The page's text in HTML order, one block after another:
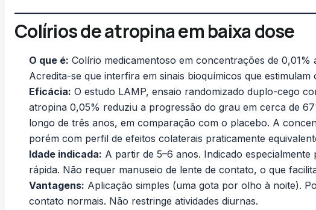
Colírios de atropina em baixa dose
O que é: Colírio medicamentoso em concentrações de
Acredita-se que interfira em sinais bioquímicos que
Eficácia: O estudo LAMP, ensaio randomizado duplo-cego
atropina 0,05% reduziu a progressão do grau em cerca de
longo de três anos, em comparação com o placebo. A
porém com perfil de efeitos colaterais praticamente
Idade indicada: A partir de 5–6 anos. Indicado
rápida. Não requer manuseio de lente de contato, o que
Vantagens: Aplicação simples (uma gota por olho à noite).
contato normais. Não restringe atividades diurnas.